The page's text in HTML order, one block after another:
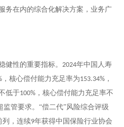
务在内的综合化解决方案，业务广
健性的重要指标。 2024年中国人寿
，核心偿付能力充足率为153.34%，
低于100%，核心偿付能力充足率不
管要求。“偿二代”风险综合评级
列，连续9年获得中国保险行业协会